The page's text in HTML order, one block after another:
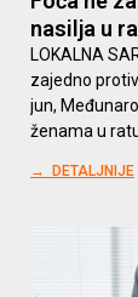
nasilja u
LOKALNA
zajedno
jun,
ženama u
→ DETALJNIJE